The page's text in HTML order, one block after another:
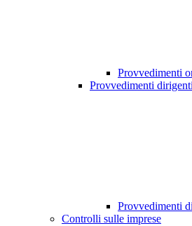
Provvedimenti
Provvedimenti
Provvedimenti
Controlli sulle imprese